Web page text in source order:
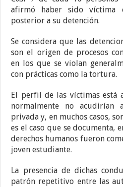
afirmó haber sido víctima
posterior a su detención.
Se considera que las
son el origen de procesos
en los que se violan
con prácticas como la tortura.
El perfil de las víctimas está
normalmente no acudirían
privada y, en muchos casos,
es el caso que se documenta,
derechos humanos fueron
joven estudiante.
La presencia de dichas
patrón repetitivo entre las